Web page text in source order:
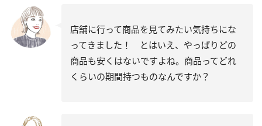
店舗に行って商品を見てみたい気持ちにな
ってきました！ とはいえ、やっぱりどの
商品も安くはないですよね。商品ってどれ
くらいの期間持つものなんですか？